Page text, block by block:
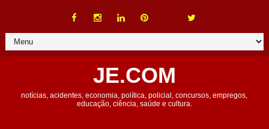
JE.COM
notícias, acidentes, economia, política, policial, concursos, empregos,
educação, ciência, saúde e cultura.